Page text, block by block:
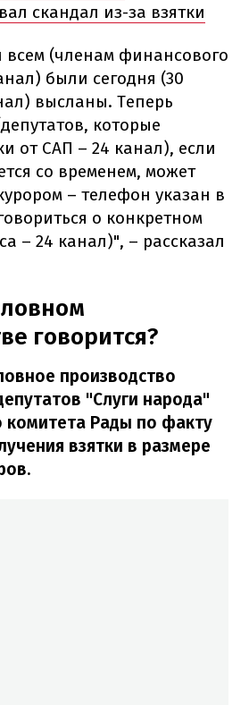
скандал из-за взятки
всем (членам финансового
были сегодня (30
высланы. Теперь
которые
от САП – 24 канал), если
со временем, может
– телефон указан в
о конкретном
– 24 канал)", – рассказал
говорится?
производство
"Слуги народа"
комитета Рады по факту
взятки в размере